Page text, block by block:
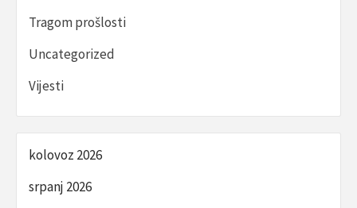
Tragom prošlosti
Uncategorized
Vijesti
kolovoz 2026
srpanj 2026